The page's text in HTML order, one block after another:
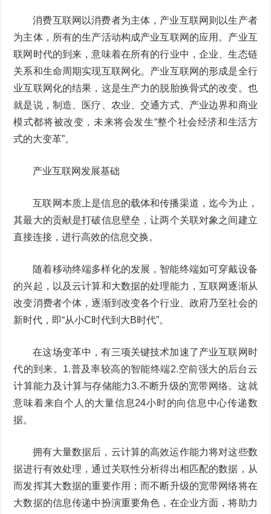
消费互联网以消费者为主体，产业互联网则以生产者
为主体，所有的生产活动构成产业互联网的应用。产业互
联网时代的到来，意味着在所有的行业中，企业、生态链
关系和生命周期实现互联网化。产业互联网的形成是全行
业互联网化的结果，这是生产力的脱胎换骨式的改变。也
就是说，制造、医疗、农业、交通方式、产业边界和商业
模式都将被改变，未来将会发生“整个社会经济和生活方
式的大变革”。
产业互联网发展基础
互联网本质上是信息的载体和传播渠道，迄今为止，
其最大的贡献是打破信息壁垒，让两个关联对象之间建立
直接连接，进行高效的信息交换。
随着移动终端多样化的发展，智能终端如可穿戴设备
的兴起，以及云计算和大数据的处理能力，互联网逐渐从
改变消费者个体，逐渐到改变各个行业、政府乃至社会的
新时代，即“从小C时代到大B时代”。
在这场变革中，有三项关键技术加速了产业互联网时
代的到来。1.普及率较高的智能终端2.空前强大的后台云
计算能力及计算与存储能力3.不断升级的宽带网络。这就
意味着来自个人的大量信息24小时的向信息中心传递数
据。
拥有大量数据后，云计算的高效运作能力将对这些数
据进行有效处理，通过关联性分析得出相匹配的数据，从
而发挥其大数据的重要作用；而不断升级的宽带网络将在
大数据的信息传递中扮演重要角色，在企业方面，将助力